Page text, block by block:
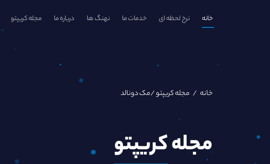
خانه نرخ لحظه ای خدمات ما نهنگ ها درباره ما مجله کریپتو
خانه / مجله کریپتو/مک دونالد
مجلهکریپتو